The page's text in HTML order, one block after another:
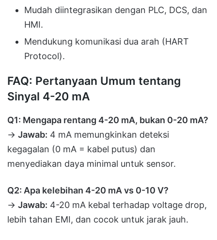
Mudah diintegrasikan dengan PLC, DCS, dan
HMI.
Mendukung komunikasi dua arah (HART
Protocol).
FAQ: Pertanyaan Umum tentang
Sinyal 4-20 mA
Q1: Mengapa rentang 4-20 mA, bukan 0-20 mA?
→ Jawab: 4 mA memungkinkan deteksi
kegagalan (0 mA = kabel putus) dan
menyediakan daya minimal untuk sensor.
Q2: Apa kelebihan 4-20 mA vs 0-10 V?
→ Jawab: 4-20 mA kebal terhadap voltage drop,
lebih tahan EMI, dan cocok untuk jarak jauh.